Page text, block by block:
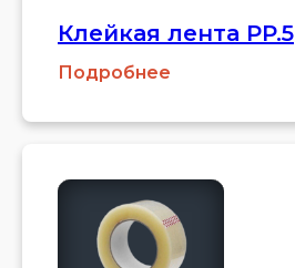
Клейкая лента PP.5
Подробнее